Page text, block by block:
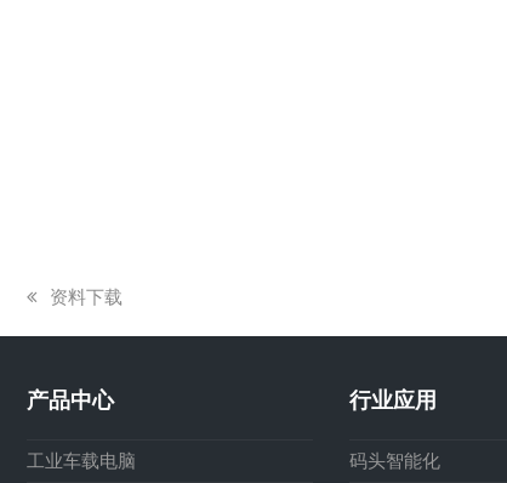
上
章:
资料下载
产品中心
工业车载电脑
行业应用
码头智能化